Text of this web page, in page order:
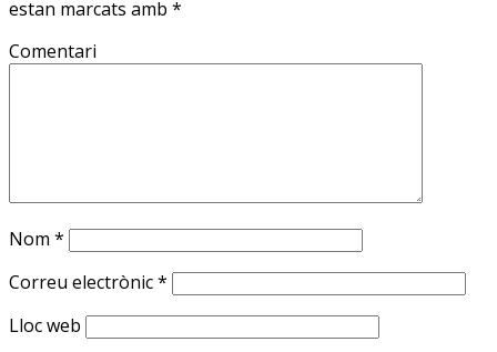
estan marcats amb *
Comentari
Nom *
Correu electrònic*
Lloc web